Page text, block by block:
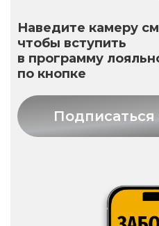
Наведите камеру
чтобы вступить
в программу
по кнопке
Подписаться